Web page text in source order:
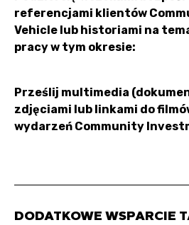
referencjami klientów
Vehicle lub historiami na
pracy w tym okresie:
Prześlij multimedia
zdjęciami lub linkami do
wydarzeń Community
DODATKOWE WSPARCIE